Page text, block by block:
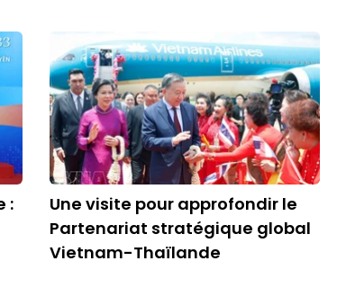
:
Une visite pour approfondir le
Partenariat stratégique global
Vietnam-Thaïlande